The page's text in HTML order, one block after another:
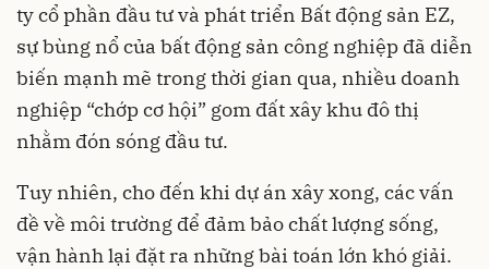
ty cổ phần đầu tư và phát triển Bất động sản EZ,
sự bùng nổ của bất động sản công nghiệp đã diễn
biến mạnh mẽ trong thời gian qua, nhiều doanh
nghiệp “chớp cơ hội” gom đất xây khu đô thị
nhằm đón sóng đầu tư.
Tuy nhiên, cho đến khi dự án xây xong, các vấn
đề về môi trường để đảm bảo chất lượng sống,
vận hành lại đặt ra những bài toán lớn khó giải.